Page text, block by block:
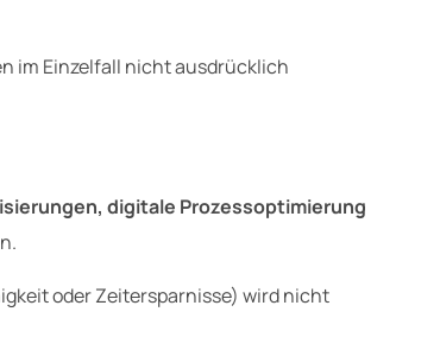
im Einzelfall nicht ausdrücklich
digitale Prozessoptimierung
oder Zeitersparnisse) wird nicht